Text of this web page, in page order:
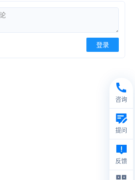
登录
咨询
提问
反馈